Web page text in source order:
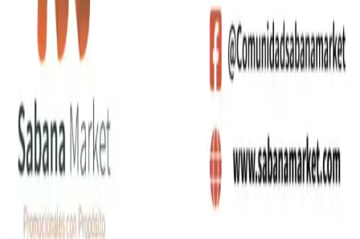
+(57)320 821 9253
gerencia@sabanamarket.com
Carrera 5 # 26-120 Bloque B, OFI. 402
Funza,Cundinamarca
©2026
Sabana Market SAS. Todos los derechos
reservados.
Política de Privacidad
Términos y Condiciones